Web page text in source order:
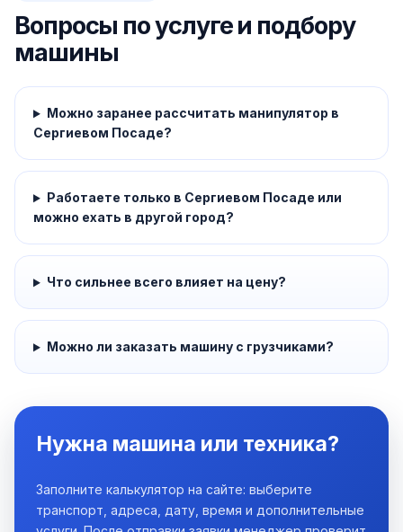
Вопросы по услуге и подбору
машины
Можно заранее рассчитать манипулятор в
Сергиевом Посаде?
Работаете только в Сергиевом Посаде или
можно ехать в другой город?
Что сильнее всего влияет на цену?
Можно ли заказать машину с грузчиками?
Нужна машина или техника?
Заполните калькулятор на сайте: выберите
транспорт, адреса, дату, время и дополнительные